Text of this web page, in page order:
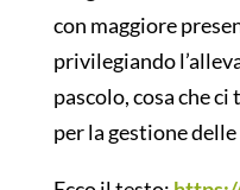
con maggiore
privilegiando
pascolo, cosa che
per la gestione